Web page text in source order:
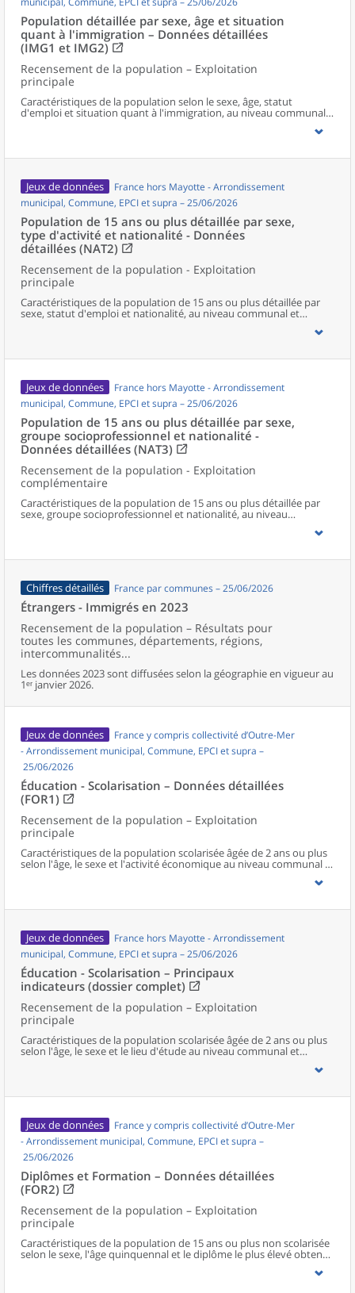
Population détaillée par sexe, âge et situation
quant à l'immigration – Données détaillées
(IMG1 et IMG2)
Recensement de la population – Exploitation
principale
Caractéristiques de la population selon le sexe, âge, statut
d'emploi et situation quant à l'immigration, au niveau communal
et supracommunal pour la France hors Mayotte.
Jeux de données
France hors Mayotte - Arrondissement
municipal, Commune, EPCI et supra – 25/06/2026
Population de 15 ans ou plus détaillée par sexe,
type d'activité et nationalité - Données
détaillées (NAT2)
Recensement de la population - Exploitation
principale
Caractéristiques de la population de 15 ans ou plus détaillée par
sexe, statut d'emploi et nationalité, au niveau communal et
supracommunal pour la France hors Mayotte.
Jeux de données
France hors Mayotte - Arrondissement
municipal, Commune, EPCI et supra – 25/06/2026
Population de 15 ans ou plus détaillée par sexe,
groupe socioprofessionnel et nationalité -
Données détaillées (NAT3)
Recensement de la population - Exploitation
complémentaire
Caractéristiques de la population de 15 ans ou plus détaillée par
sexe, groupe socioprofessionnel et nationalité, au niveau
communal et supracommunal pour la France hors Mayotte.
Chiffres détaillés France par communes – 25/06/2026
Étrangers - Immigrés en 2023
Recensement de la population – Résultats pour
toutes les communes, départements, régions,
intercommunalités...
Les données 2023 sont diffusées selon la géographie en vigueur au
1ᵉʳ janvier 2026.
Jeux de données
France y compris collectivité d’Outre-Mer
- Arrondissement municipal, Commune, EPCI et supra –
25/06/2026
Éducation - Scolarisation – Données détaillées
(FOR1)
Recensement de la population – Exploitation
principale
Caractéristiques de la population scolarisée âgée de 2 ans ou plus
selon l'âge, le sexe et l'activité économique au niveau communal et
supracommunal pour la France hors Mayotte.
Jeux de données
France hors Mayotte - Arrondissement
municipal, Commune, EPCI et supra – 25/06/2026
Éducation - Scolarisation – Principaux
indicateurs (dossier complet)
Recensement de la population – Exploitation
principale
Caractéristiques de la population scolarisée âgée de 2 ans ou plus
selon l'âge, le sexe et le lieu d'étude au niveau communal et
supracommunal pour la France hors Mayotte.
Jeux de données
France y compris collectivité d’Outre-Mer
- Arrondissement municipal, Commune, EPCI et supra –
25/06/2026
Diplômes et Formation – Données détaillées
(FOR2)
Recensement de la population – Exploitation
principale
Caractéristiques de la population de 15 ans ou plus non scolarisée
selon le sexe, l'âge quinquennal et le diplôme le plus élevé obtenu
au niveau communal et supracommunal pour la France hors